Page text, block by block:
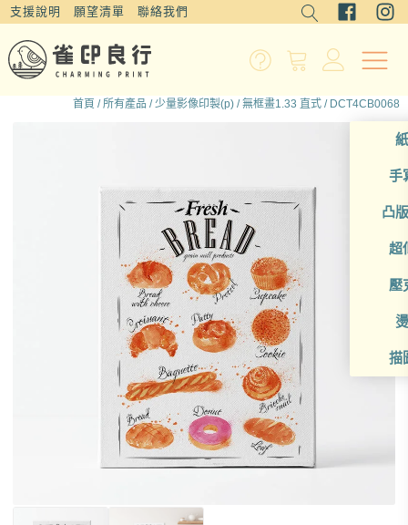
支援說明 願望清單 聯絡我們
手
凸
超
壓
描
首頁 /所有產品 /少量影像印製(p) /無框畫1.33 直式 / DCT4CB0068